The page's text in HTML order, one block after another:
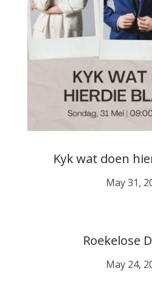
Kyk wat doen
May 31,
Roekelose
May 24,